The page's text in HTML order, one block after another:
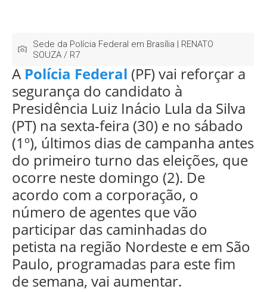
Sede da Polícia Federal em Brasília | RENATO
SOUZA / R7
A Polícia Federal (PF) vai reforçar a
segurança do candidato à
Presidência Luiz Inácio Lula da Silva
(PT) na sexta-feira (30) e no sábado
(1º), últimos dias de campanha antes
do primeiro turno das eleições, que
ocorre neste domingo (2). De
acordo com a corporação, o
número de agentes que vão
participar das caminhadas do
petista na região Nordeste e em São
Paulo, programadas para este fim
de semana, vai aumentar.